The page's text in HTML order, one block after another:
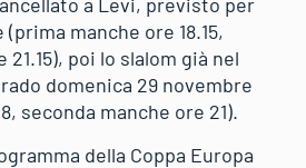
manche ore 18.15,
poi lo slalom già nel
domenica 29 novembre
seconda manche ore 21).
della Coppa Europa